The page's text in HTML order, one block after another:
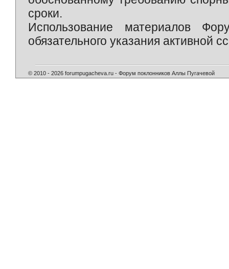
сроки.
Использование материалов
обязательного указания активной
© 2010 - 2026 forumpugacheva.ru - Форум поклонников Аллы Пугачевой